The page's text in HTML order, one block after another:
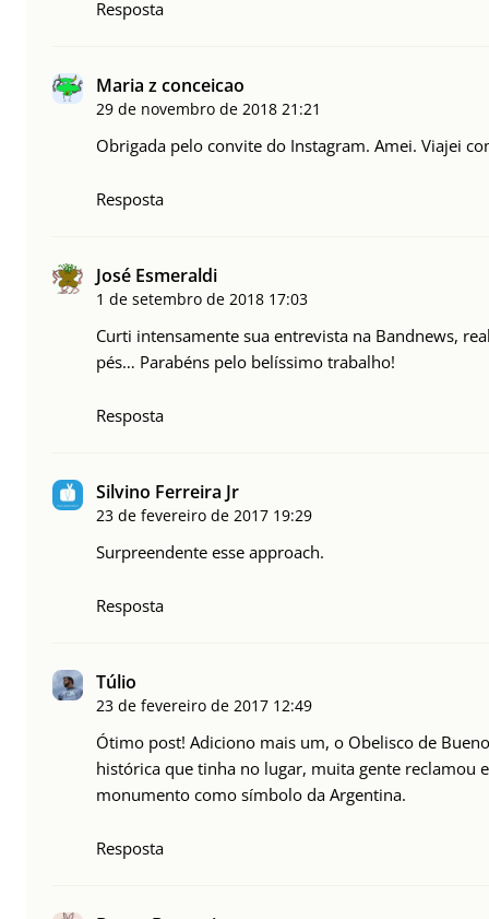
Resposta
Maria z conceicao
29 de novembro de 2018 21:21
Obrigada pelo convite do Instagram. Amei. Viajei
Resposta
José Esmeraldi
1 de setembro de 2018 17:03
Curti intensamente sua entrevista na Bandnews,
pés… Parabéns pelo belíssimo trabalho!
Resposta
Silvino Ferreira Jr
23 de fevereiro de 2017 19:29
Surpreendente esse approach.
Resposta
Túlio
23 de fevereiro de 2017 12:49
Ótimo post! Adiciono mais um, o Obelisco de
histórica que tinha no lugar, muita gente reclamou
monumento como símbolo da Argentina.
Resposta